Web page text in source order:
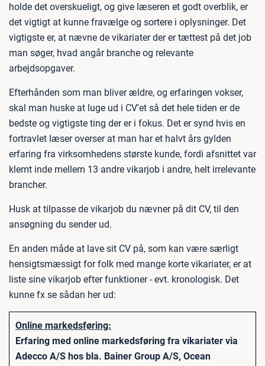
holde det overskueligt, og give læseren et godt overblik, er
det vigtigt at kunne fravælge og sortere i oplysninger. Det
vigtigste er, at nævne de vikariater der er tættest på det job
man søger, hvad angår branche og relevante
arbejdsopgaver.
Efterhånden som man bliver ældre, og erfaringen vokser,
skal man huske at luge ud i CV'et så det hele tiden er de
bedste og vigtigste ting der er i fokus. Det er synd hvis en
fortravlet læser overser at man har et halvt års gylden
erfaring fra virksomhedens største kunde, fordi afsnittet var
klemt inde mellem 13 andre vikarjob i andre, helt irrelevante
brancher.
Husk at tilpasse de vikarjob du nævner på dit CV, til den
ansøgning du sender ud.
En anden måde at lave sit CV på, som kan være særligt
hensigtsmæssigt for folk med mange korte vikariater, er at
liste sine vikarjob efter funktioner - evt. kronologisk. Det
kunne fx se sådan her ud:
Online markedsføring:
Erfaring med online markedsføring fra vikariater via
Adecco A/S hos bla. Bainer Group A/S, Ocean